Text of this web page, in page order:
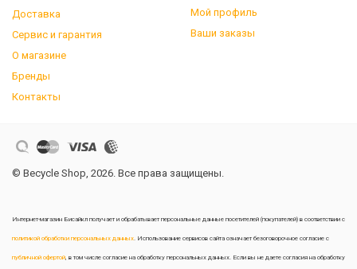
Доставка
Сервис и гарантия
О магазине
Бренды
Контакты
Мой профиль
Ваши заказы
© Becycle Shop, 2026. Все права защищены.
Интернет-магазин Бисайкл получает и обрабатывает персональные данные посетителей (покупателей) в соответствии с
политикой обработки персональных данных. Использование сервисов сайта означает безоговорочное согласие с
публичной офертой, в том числе согласие на обработку персональных данных. Если вы не даете согласия на обработку